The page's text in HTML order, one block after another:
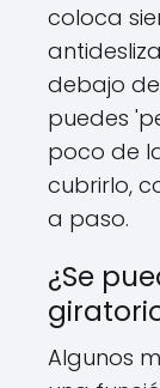
coloca
debajo
puedes
poco de
cubrirlo,
a paso.
¿Se
Algunos